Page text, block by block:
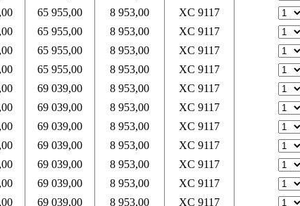
65 955,00 8 953,00 XC 9117
65 955,00 8 953,00 XC 9117
65 955,00 8 953,00 XC 9117
65 955,00 8 953,00 XC 9117
69 039,00 8 953,00 XC 9117
69 039,00 8 953,00 XC 9117
69 039,00 8 953,00 XC 9117
69 039,00 8 953,00 XC 9117
69 039,00 8 953,00 XC 9117
69 039,00 8 953,00 XC 9117
69 039,00 8 953,00 XC 9117